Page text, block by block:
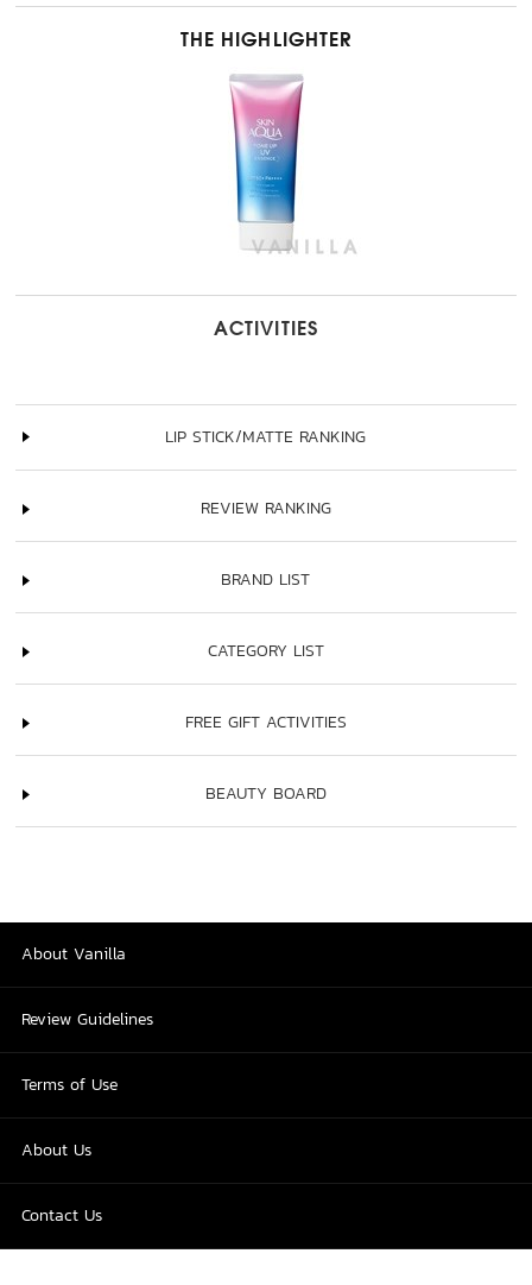
THE HIGHLIGHTER
ACTIVITIES
LIP STICK/MATTE RANKING
REVIEW RANKING
BRAND LIST
CATEGORY LIST
FREE GIFT ACTIVITIES
BEAUTY BOARD
About Vanilla
Review Guidelines
Terms of Use
About Us
Contact Us